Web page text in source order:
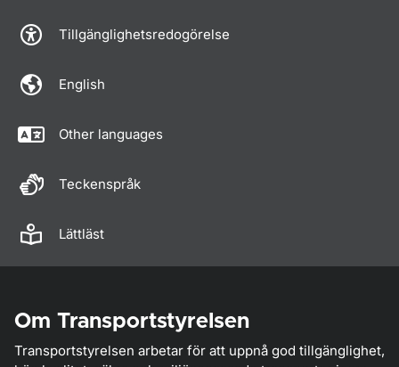
Tillgänglighetsredogörelse
English
Other languages
Teckenspråk
Lättläst
Om Transportstyrelsen
Transportstyrelsen arbetar för att uppnå god tillgänglighet,